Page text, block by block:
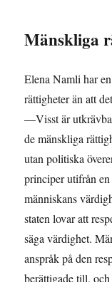
Mänskliga
Elena Namli har
rättigheter än att
—Visst är
de mänskliga
utan politiska
principer utifrån
människans
staten lovar att
säga värdighet.
anspråk på den
berättigade till,